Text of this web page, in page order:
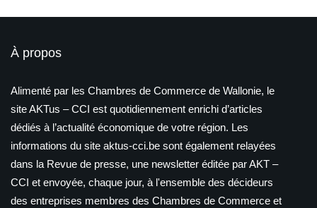
À propos
Alimenté par les Chambres de Commerce de Wallonie, le
site AKTus – CCI est quotidiennement enrichi d’articles
dédiés à l’actualité économique de votre région. Les
informations du site aktus-cci.be sont également relayées
dans la Revue de presse, une newsletter éditée par AKT –
CCI et envoyée, chaque jour, à l'ensemble des décideurs
des entreprises membres des Chambres de Commerce et